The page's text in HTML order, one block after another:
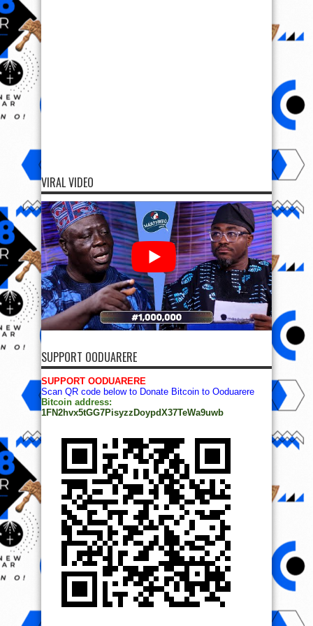
VIRAL VIDEO
SUPPORT OODUARERE
SUPPORT OODUARERE
Scan QR code below to Donate Bitcoin to Ooduarere
Bitcoin address:
1FN2hvx5tGG7PisyzzDoypdX37TeWa9uwb